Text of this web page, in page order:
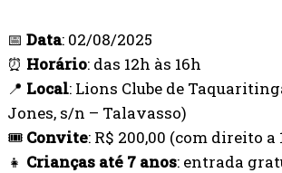
📅 Data: 02/08/2025
⏰ Horário: das 12h às 16h
📍 Local: Lions Clube de
Jones, s/n – Talavasso)
🎟️ Convite: R$ 200,00 (com direito
👧 Crianças até 7 anos: entrada